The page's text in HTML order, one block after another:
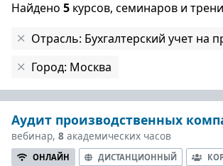
Найдено 5 курсов, семинаров и
Отрасль: Бухгалтерский учет на
Город: Москва
Аудит производственных
вебинар, 8 академических часов
ОНЛАЙН ДИСТАНЦИОННЫЙ